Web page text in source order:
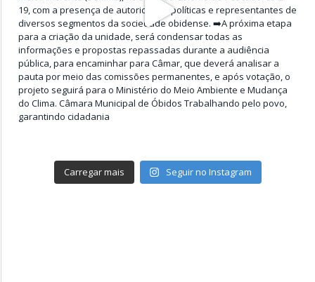
Carregar mais Seguir no Instagram